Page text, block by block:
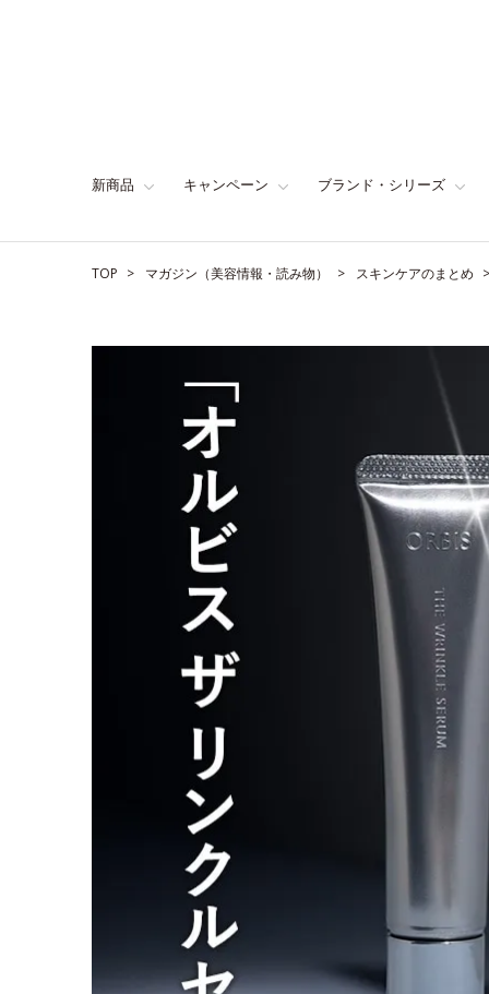
新商品 キャンペーン ブランド・シリーズ
TOP マガジン（美容情報・読み物） スキンケアのまとめ